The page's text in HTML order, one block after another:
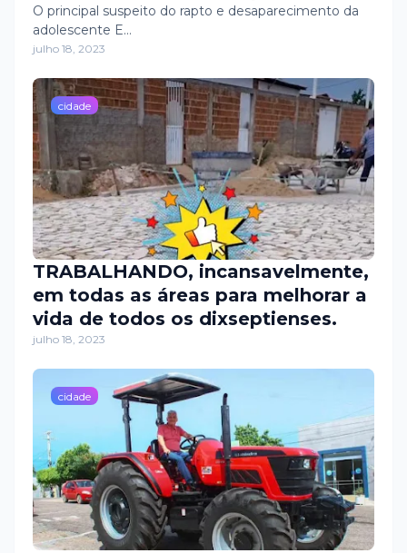
Mossoró
O principal suspeito do rapto e desaparecimento da
adolescente E…
julho 18, 2023
cidade
TRABALHANDO, incansavelmente,
em todas as áreas para melhorar a
vida de todos os dixseptienses.
julho 18, 2023
cidade